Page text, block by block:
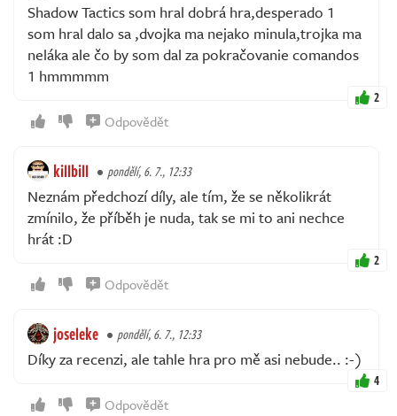
Shadow Tactics som hral dobrá hra,desperado 1
som hral dalo sa ,dvojka ma nejako minula,trojka ma
neláka ale čo by som dal za pokračovanie comandos
1 hmmmmm
2
Odpovědět
killbill pondělí, 6. 7., 12:33
Neznám předchozí díly, ale tím, že se několikrát
zmínilo, že příběh je nuda, tak se mi to ani nechce
hrát :D
2
Odpovědět
joseleke pondělí, 6. 7., 12:33
Díky za recenzi, ale tahle hra pro mě asi nebude.. :-)
4
Odpovědět